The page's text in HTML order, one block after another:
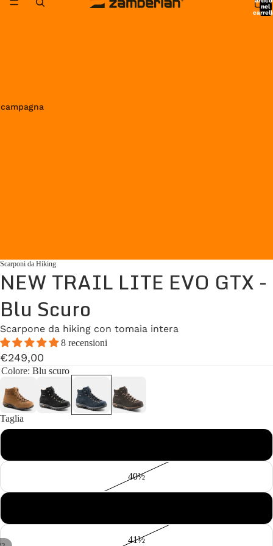
nel
Scarponi da Hiking
NEW TRAIL LITE EVO GTX -
Blu Scuro
Scarpone da hiking con tomaia intera
8 recensioni
€249,00
Colore: Blu scuro
Taglia
40½
41½